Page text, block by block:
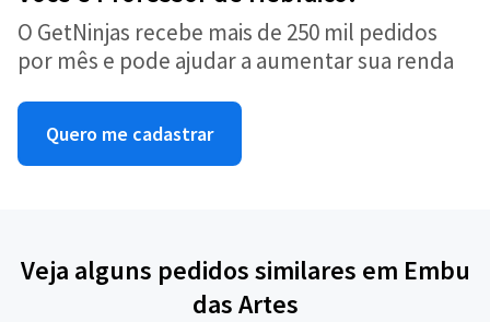
O GetNinjas recebe mais de 250 mil pedidos
por mês e pode ajudar a aumentar sua renda
Quero me cadastrar
Veja alguns pedidos similares em Embu
das Artes